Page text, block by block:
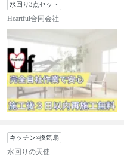
水回り3点セット
Heartful合同会社
キッチン×換気扇
水回りの天使